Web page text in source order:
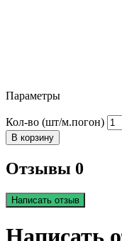
Параметры
Кол-во (шт/м.погон)
В корзину
Отзывы 0
Написать отзыв
Написать